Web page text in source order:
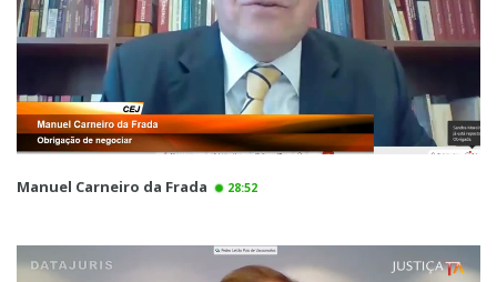
Manuel Carneiro da Frada 28:52